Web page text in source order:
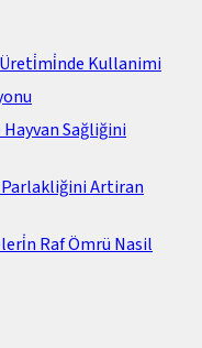
Kullanimi
Sağliğini
Artiran
Raf Ömrü Nasil